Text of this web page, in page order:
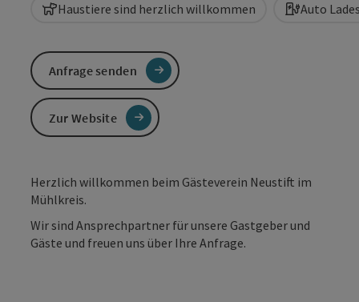
Haustiere sind herzlich willkommen Auto
Herzlich willkommen beim Gästeverein Neustift im
Mühlkreis.
Wir sind Ansprechpartner für unsere Gastgeber und
Gäste und freuen uns über Ihre Anfrage.
Anfrage senden
Zur Website